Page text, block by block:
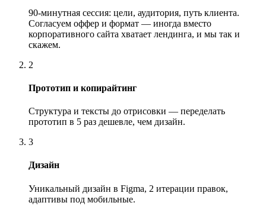
90-минутная сессия: цели, аудитория, путь клиента.
Согласуем оффер и формат — иногда вместо
корпоративного сайта хватает лендинга, и мы так и
скажем.
2
Прототип и копирайтинг
Структура и тексты до отрисовки — переделать
прототип в 5 раз дешевле, чем дизайн.
3
Дизайн
Уникальный дизайн в Figma, 2 итерации правок,
адаптивы под мобильные.